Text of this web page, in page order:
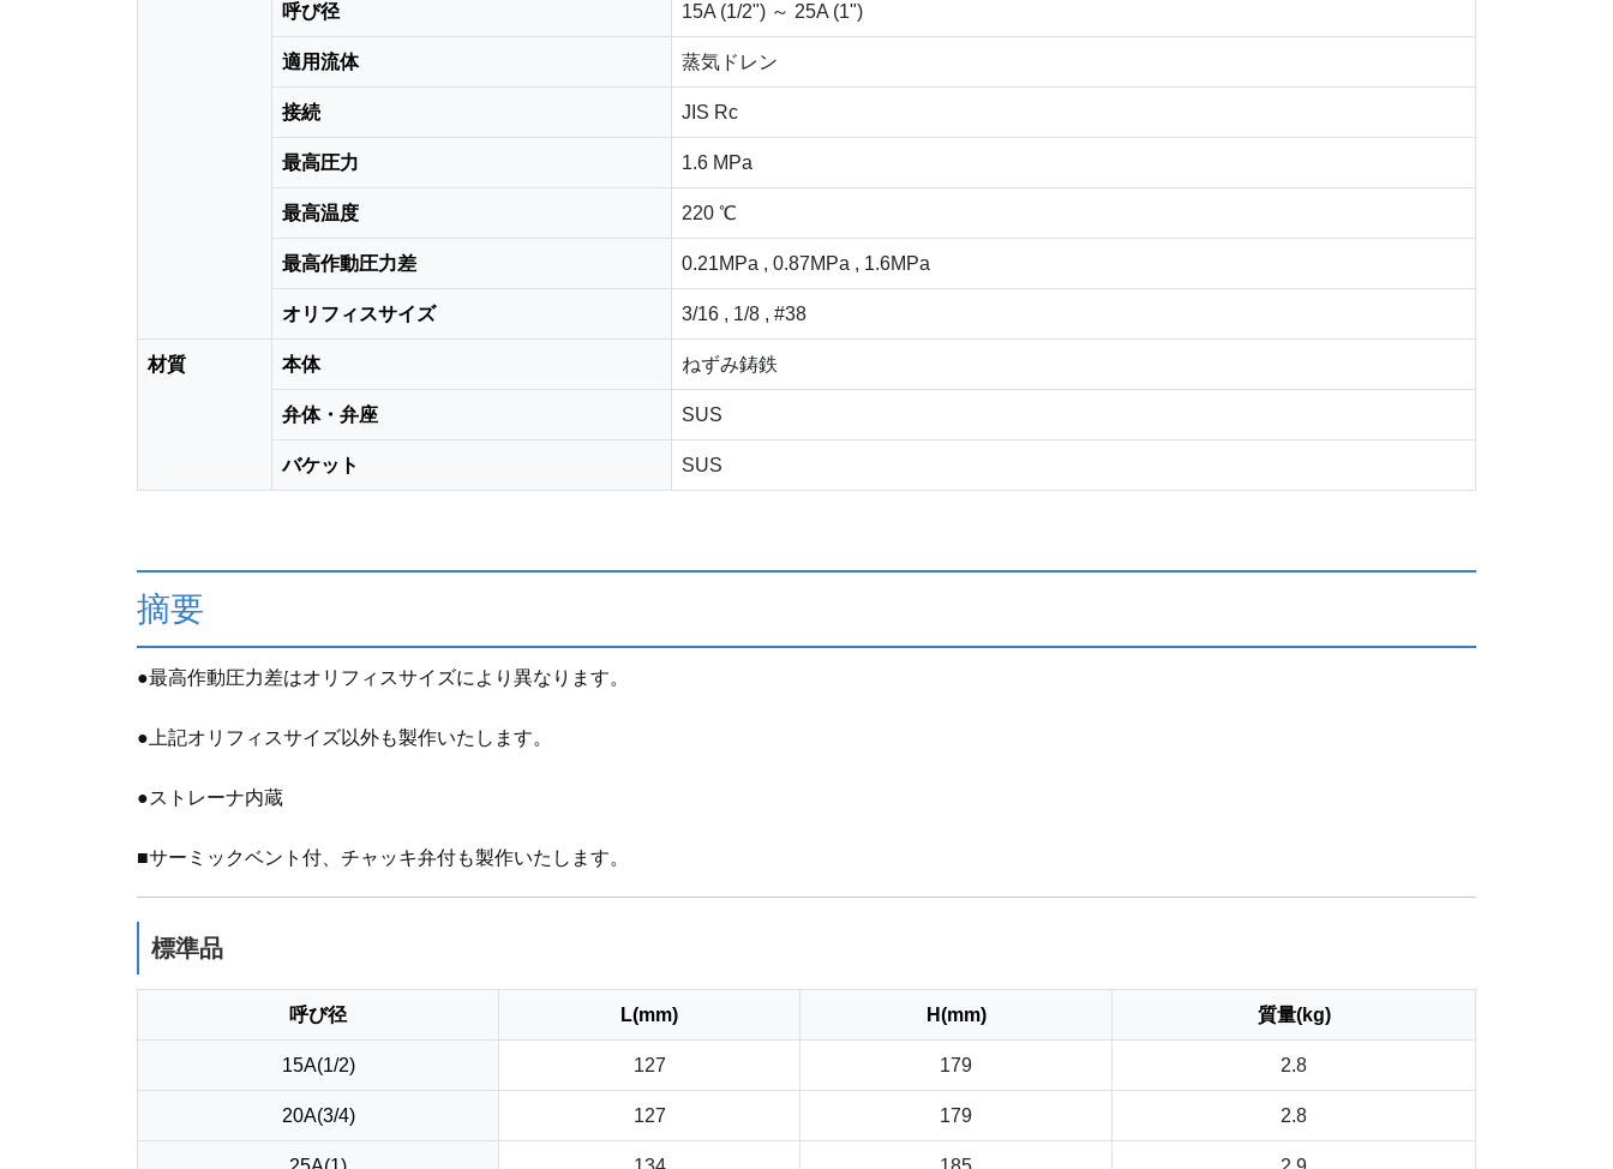
呼び径 15A (1/2") ～ 25A (1")
適用流体 蒸気ドレン
接続 JIS Rc
最高圧力 1.6 MPa
最高温度 220 ℃
最高作動圧力差 0.21MPa , 0.87MPa , 1.6MPa
オリフィスサイズ 3/16 , 1/8 , #38
材質 本体 ねずみ鋳鉄
弁体・弁座 SUS
バケット SUS
摘要
●最高作動圧力差はオリフィスサイズにより異なります。
●上記オリフィスサイズ以外も製作いたします。
●ストレーナ内蔵
■サーミックベント付、チャッキ弁付も製作いたします。
標準品
呼び径 L(mm) H(mm) 質量(kg)
15A(1/2) 127 179 2.8
20A(3/4) 127 179 2.8